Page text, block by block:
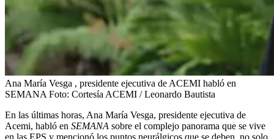
Ana María Vesga , presidente ejecutiva de ACEMI habló en
SEMANA Foto: Cortesía ACEMI / Leonardo Bautista
En las últimas horas, Ana María Vesga, presidente ejecutiva de
Acemi, habló en SEMANA sobre el complejo panorama que se vive
en las EPS y mencionó los puntos neurálgicos que se deben, no solo